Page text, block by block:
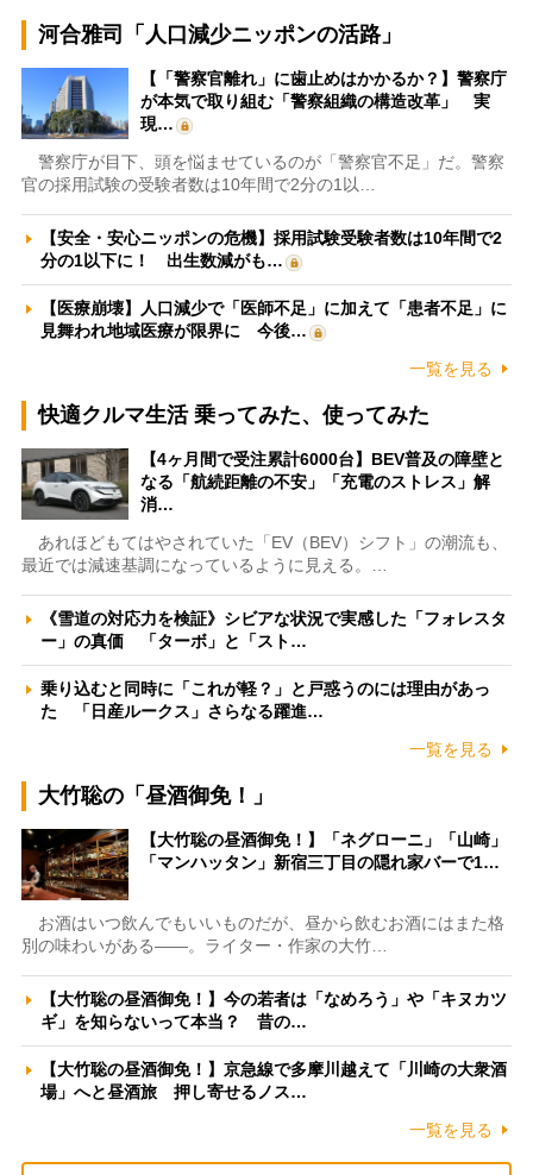
河合雅司「人口減少ニッポンの活路」
【「警察官離れ」に歯止めはかかるか？】警察庁
が本気で取り組む「警察組織の構造改革」 実
現…
警察庁が目下、頭を悩ませているのが「警察官不足」だ。警察
官の採用試験の受験者数は10年間で2分の1以…
【安全・安心ニッポンの危機】採用試験受験者数は10年間で2
分の1以下に！ 出生数減がも…
【医療崩壊】人口減少で「医師不足」に加えて「患者不足」に
見舞われ地域医療が限界に 今後…
一覧を見る
快適クルマ生活 乗ってみた、使ってみた
【4ヶ月間で受注累計6000台】BEV普及の障壁と
なる「航続距離の不安」「充電のストレス」解
消…
あれほどもてはやされていた「EV（BEV）シフト」の潮流も、
最近では減速基調になっているように見える。…
《雪道の対応力を検証》シビアな状況で実感した「フォレスタ
ー」の真価 「ターボ」と「スト…
乗り込むと同時に「これが軽？」と戸惑うのには理由があっ
た 「日産ルークス」さらなる躍進…
一覧を見る
大竹聡の「昼酒御免！」
【大竹聡の昼酒御免！】「ネグローニ」「山崎」
「マンハッタン」新宿三丁目の隠れ家バーで1…
お酒はいつ飲んでもいいものだが、昼から飲むお酒にはまた格
別の味わいがある――。ライター・作家の大竹…
【大竹聡の昼酒御免！】今の若者は「なめろう」や「キヌカツ
ギ」を知らないって本当？ 昔の…
【大竹聡の昼酒御免！】京急線で多摩川越えて「川崎の大衆酒
場」へと昼酒旅 押し寄せるノス…
一覧を見る